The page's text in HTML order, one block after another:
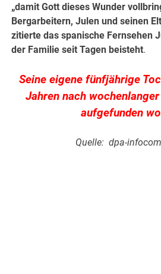
„damit Gott dieses Wunder
Bergarbeitern, Julen und seinen
zitierte das spanische Fernsehen
der Familie seit Tagen beisteht.
Seine eigene fünfjährige
Jahren nach
aufgefunden
Quelle: dpa-